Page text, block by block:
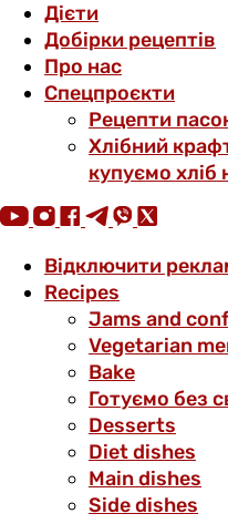
Дієти
Добірки рецептів
Про нас
Спецпроєкти
Рецепти
Хлібний
купуємо хліб
Відключити
Recipes
Jams and
Vegetarian
Bake
Готуємо без
Desserts
Diet dishes
Main dishes
Side dishes